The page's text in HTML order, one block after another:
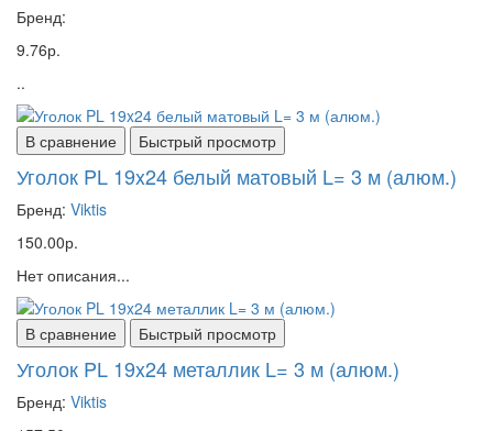
Бренд:
9.76р.
..
В сравнение Быстрый просмотр
Уголок PL 19x24 белый матовый L= 3 м (алюм.)
Бренд: Viktis
150.00р.
Нет описания...
В сравнение Быстрый просмотр
Уголок PL 19x24 металлик L= 3 м (алюм.)
Бренд: Viktis